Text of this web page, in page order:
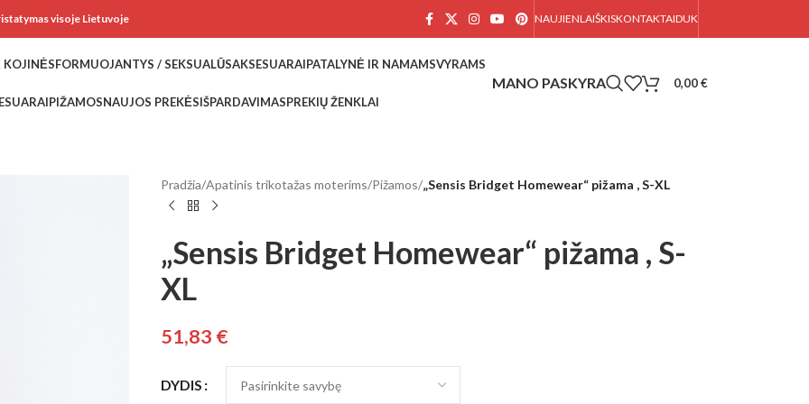
visoje Lietuvoje NAUJIENLAIŠKISKONTAKTAIDUK
KOJINĖSFORMUOJANTYS / SEKSUALŪSAKSESUARAIPATALYNĖ IR NAMAMSVYRAMS
PIŽAMOSNAUJOS PREKĖSIŠPARDAVIMASPREKIŲ ŽENKLAI
0,00€
Pradžia/Apatinis trikotažas moterims/Pižamos/„Sensis Bridget Homewear“ pižama , S-XL
„Sensis Bridget Homewear“ pižama , S-
XL
51,83 €
DYDIS